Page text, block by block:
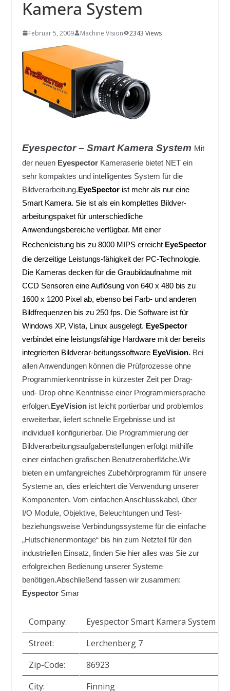
SYSTEMS WIRD EYYES
Compact system for precision
positioning of industrial cameras
Kamera System
Februar 5, 2009 Machine Vision 2343 Views
Eyespector – Smart Kamera System Mit
der neuen EyespectorKameraserie bietet NET ein
sehr kompaktes und intelligentes System für die
Bildverarbeitung.EyeSpectorist mehr als nur eine
Smart Kamera. Sie ist als ein komplettes Bildver-
arbeitungspaket für unterschiedliche
Anwendungsbereiche verfügbar. Mit einer
Rechenleistung bis zu 8000 MIPS erreicht EyeSpector
die derzeitige Leistungs-fähigkeit der PC-Technologie.
Die Kameras decken für die Graubildaufnahme mit
CCD Sensoren eine Auflösung von 640 x 480 bis zu
1600 x 1200 Pixel ab, ebenso bei Farb- und anderen
Bildfrequenzen bis zu 250 fps. Die Software ist für
Windows XP, Vista, Linux ausgelegt. EyeSpector
verbindet eine leistungsfähige Hardware mit der bereits
integrierten Bildverar-beitungssoftware EyeVision. Bei
allen Anwendungen können die Prüfprozesse ohne
Programmierkenntnisse in kürzester Zeit per Drag-
und- Drop ohne Kenntnisse einer Programmiersprache
erfolgen.EyeVisionist leicht portierbar und problemlos
erweiterbar, liefert schnelle Ergebnisse und ist
individuell konfigurierbar. Die Programmierung der
Bildverarbeitungsaufgabenstellungen erfolgt mithilfe
einer einfachen grafischen Benutzeroberfläche.Wir
bieten ein umfangreiches Zubehörprogramm für unsere
Systeme an, dies erleichtert die Verwendung unserer
Komponenten. Vom einfachen Anschlusskabel, über
I/O Module, Objektive, Beleuchtungen und Test-
beziehungsweise Verbindungssysteme für die einfache
„Hutschienenmontage“ bis hin zum Netzteil für den
industriellen Einsatz, finden Sie hier alles was Sie zur
erfolgreichen Bedienung unserer Systeme
benötigen.Abschließend fassen wir zusammen:
EyspectorSmar
Company:
Eyespector Smart Kamera System
Street:
Lerchenberg 7
Zip-Code:
86923
City:
Finning